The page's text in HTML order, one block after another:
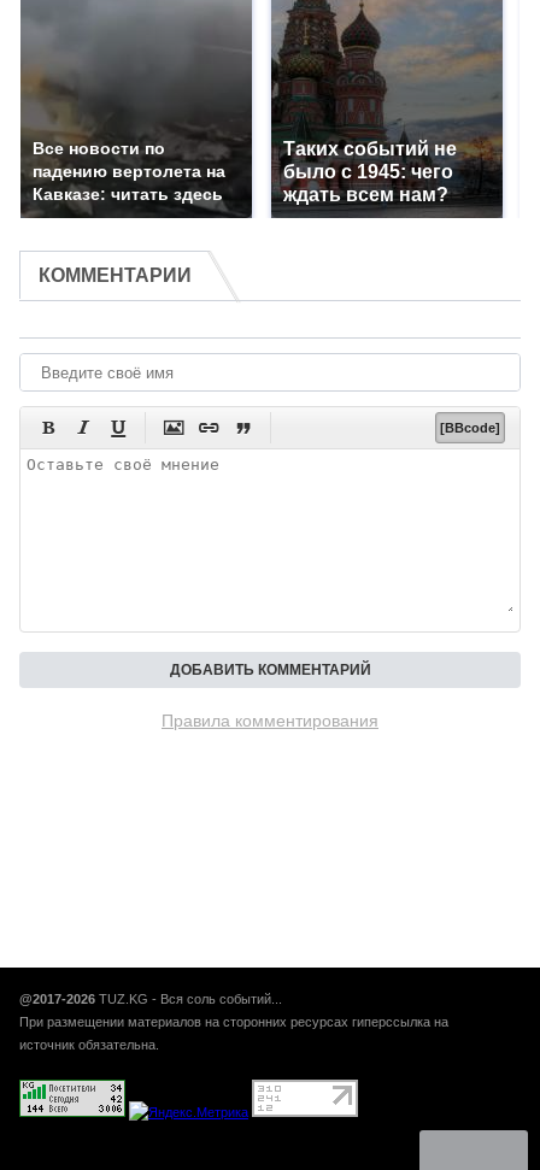
Все новости по
падению вертолета на
Кавказе: читать здесь
Таких событий не
было с 1945: чего
ждать всем нам?
КОММЕНТАРИИ
      [BBcode]
Правила комментирования
@2017-2026 TUZ.KG - Вся соль событий...
При размещении материалов на сторонних ресурсах гиперссылка на
источник обязательна.